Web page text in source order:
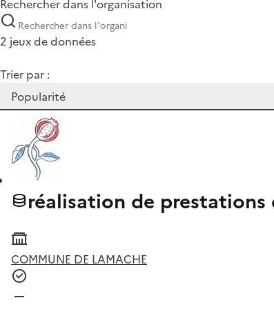
Rechercher dans l'organisation
2 jeux de données
Trier par :
réalisation de
COMMUNE DE LAMACHE